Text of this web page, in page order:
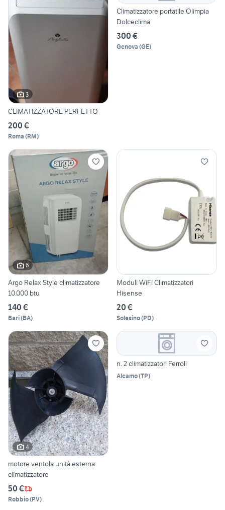
3
CLIMATIZZATORE PERFETTO
200 €
Roma (RM)
Climatizzatore portatile Olimpia
Dolceclima
300 €
Genova (GE)
6
Argo Relax Style climatizzatore
10.000 btu
140 €
Bari(BA)
Moduli WiFi Climatizzatori
Hisense
20 €
Solesino(PD)
4
motore ventola unità esterna
climatizzatore
50 €
Robbio(PV)
n. 2 climatizzatori Ferroli
Alcamo(TP)